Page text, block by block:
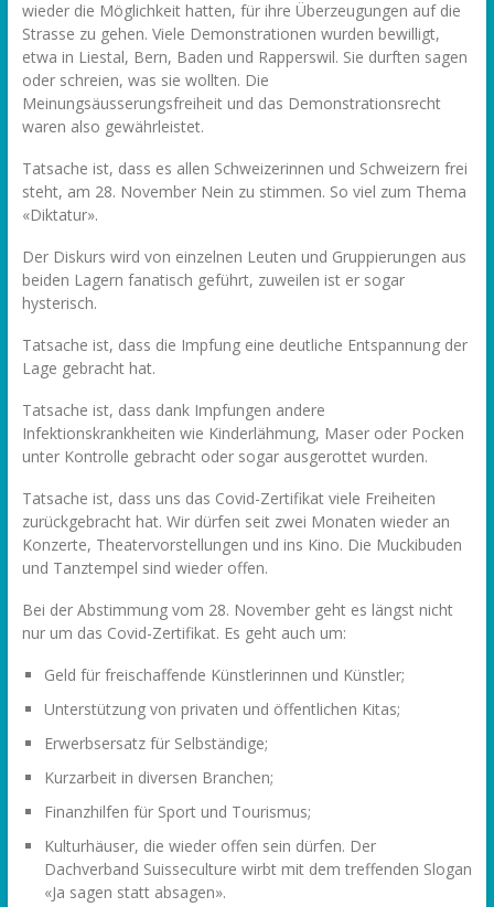
wieder die Möglichkeit hatten, für ihre Überzeugungen auf die
Strasse zu gehen. Viele Demonstrationen wurden bewilligt,
etwa in Liestal, Bern, Baden und Rapperswil. Sie durften sagen
oder schreien, was sie wollten. Die
Meinungsäusserungsfreiheit und das Demonstrationsrecht
waren also gewährleistet.
Tatsache ist, dass es allen Schweizerinnen und Schweizern frei
steht, am 28. November Nein zu stimmen. So viel zum Thema
«Diktatur».
Der Diskurs wird von einzelnen Leuten und Gruppierungen aus
beiden Lagern fanatisch geführt, zuweilen ist er sogar
hysterisch.
Tatsache ist, dass die Impfung eine deutliche Entspannung der
Lage gebracht hat.
Tatsache ist, dass dank Impfungen andere
Infektionskrankheiten wie Kinderlähmung, Maser oder Pocken
unter Kontrolle gebracht oder sogar ausgerottet wurden.
Tatsache ist, dass uns das Covid-Zertifikat viele Freiheiten
zurückgebracht hat. Wir dürfen seit zwei Monaten wieder an
Konzerte, Theatervorstellungen und ins Kino. Die Muckibuden
und Tanztempel sind wieder offen.
Bei der Abstimmung vom 28. November geht es längst nicht
nur um das Covid-Zertifikat. Es geht auch um:
Geld für freischaffende Künstlerinnen und Künstler;
Unterstützung von privaten und öffentlichen Kitas;
Erwerbsersatz für Selbständige;
Kurzarbeit in diversen Branchen;
Finanzhilfen für Sport und Tourismus;
Kulturhäuser, die wieder offen sein dürfen. Der
Dachverband Suisseculture wirbt mit dem treffenden Slogan
«Ja sagen statt absagen».